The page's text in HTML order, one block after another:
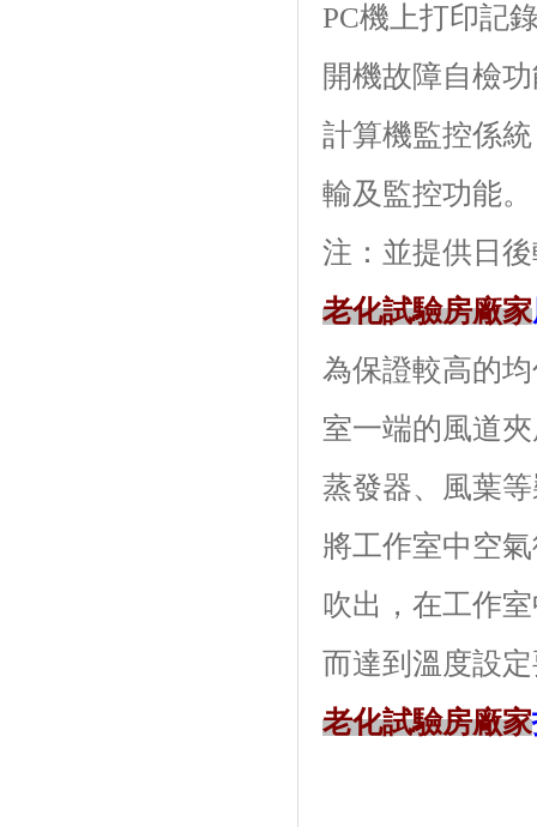
PC機上打印記
開機故障自檢功能
計算機監控係統
輸及監控功能。
注：並提供
老化試驗房廠家
為保證較高的均
室一端的風道夾層
蒸發器、風葉等
將工作室中空氣
吹出，在工
而達到溫度設定要
老化試驗房廠家